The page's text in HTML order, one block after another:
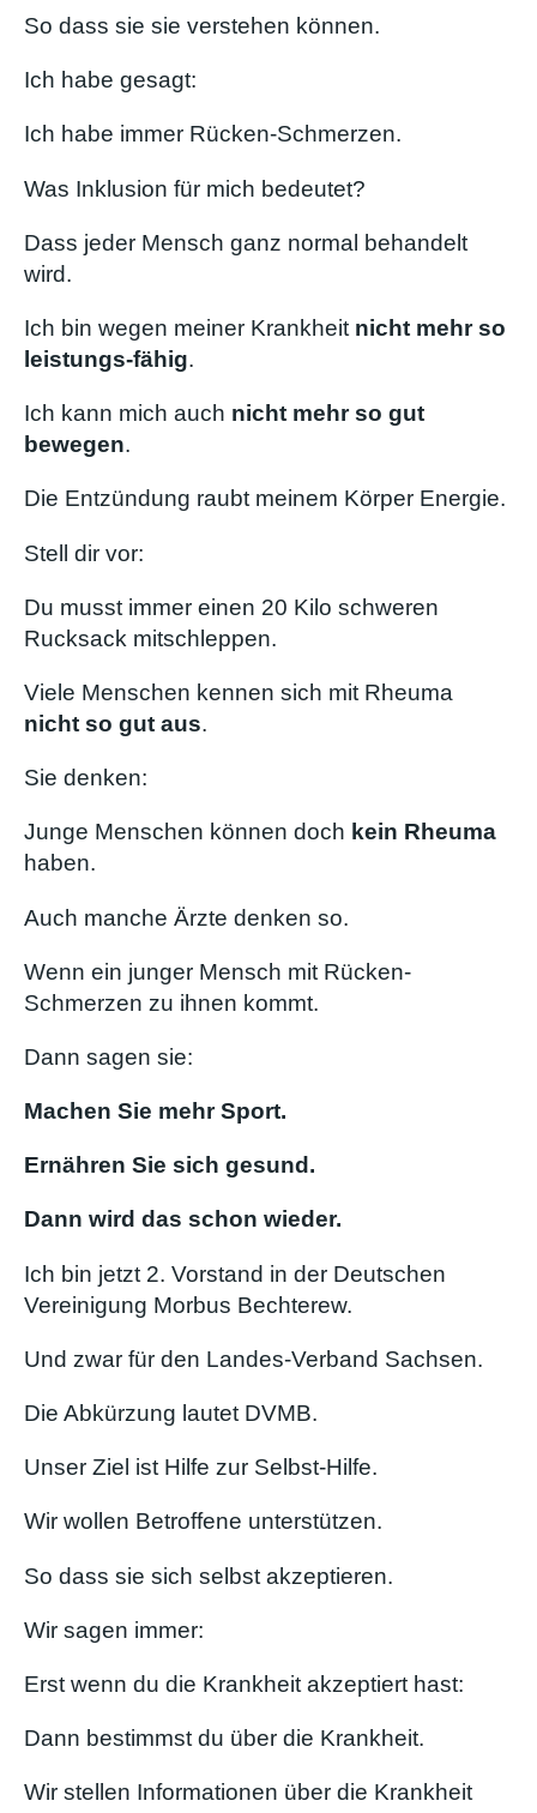
So dass sie sie verstehen können.
Ich habe gesagt:
Ich habe immer Rücken-Schmerzen.
Was Inklusion für mich bedeutet?
Dass jeder Mensch ganz normal behandelt
wird.
Ich bin wegen meiner Krankheit nicht mehr so
leistungs-fähig.
Ich kann mich auch nicht mehr so gut
bewegen.
Die Entzündung raubt meinem Körper Energie.
Stell dir vor:
Du musst immer einen 20 Kilo schweren
Rucksack mitschleppen.
Viele Menschen kennen sich mit Rheuma
nicht so gut aus.
Sie denken:
Junge Menschen können doch kein Rheuma
haben.
Auch manche Ärzte denken so.
Wenn ein junger Mensch mit Rücken-
Schmerzen zu ihnen kommt.
Dann sagen sie:
Machen Sie mehr Sport.
Ernähren Sie sich gesund.
Dann wird das schon wieder.
Ich bin jetzt 2. Vorstand in der Deutschen
Vereinigung Morbus Bechterew.
Und zwar für den Landes-Verband Sachsen.
Die Abkürzung lautet DVMB.
Unser Ziel ist Hilfe zur Selbst-Hilfe.
Wir wollen Betroffene unterstützen.
So dass sie sich selbst akzeptieren.
Wir sagen immer:
Erst wenn du die Krankheit akzeptiert hast:
Dann bestimmst du über die Krankheit.
Wir stellen Informationen über die Krankheit